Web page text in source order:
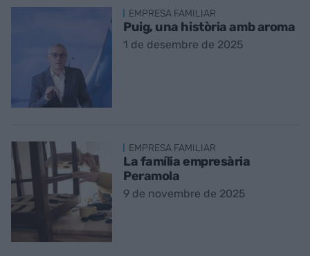
EMPRESA FAMILIAR
Puig, una història amb aroma
1 de desembre de 2025
EMPRESA FAMILIAR
La família empresària
Peramola
9 de novembre de 2025